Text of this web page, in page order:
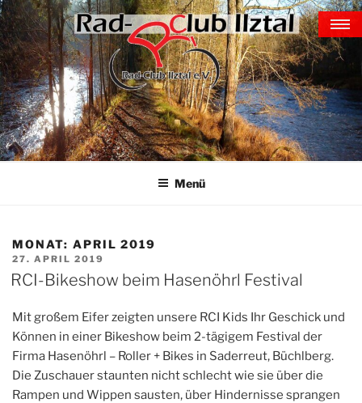
Zum
Inhalt
springen
TERMINE-GALERIE-
EREIGNISSE
Menü
MONAT: APRIL 2019
VERÖFFENTLICHT
AM
27. APRIL 2019
RCI-Bikeshow beim Hasenöhrl Festival
Mit großem Eifer zeigten unsere RCI Kids Ihr Geschick und
Können in einer Bikeshow beim 2-tägigem Festival der
Firma Hasenöhrl – Roller + Bikes in Saderreut, Büchlberg.
Die Zuschauer staunten nicht schlecht wie sie über die
Rampen und Wippen sausten, über Hindernisse sprangen
home
kontakt ▼
aktuell ▼
Galerie
training ▼
Indoorcycling